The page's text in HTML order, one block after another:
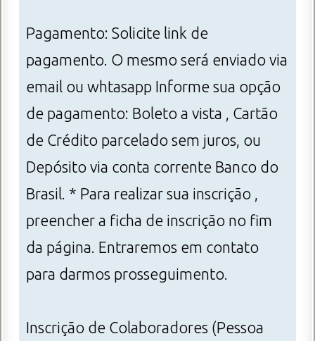
Pagamento: Solicite link de
pagamento. O mesmo será enviado via
email ou whtasapp Informe sua opção
de pagamento: Boleto a vista , Cartão
de Crédito parcelado sem juros, ou
Depósito via conta corrente Banco do
Brasil. * Para realizar sua inscrição ,
preencher a ficha de inscrição no fim
da página. Entraremos em contato
para darmos prosseguimento.
Inscrição de Colaboradores (Pessoa